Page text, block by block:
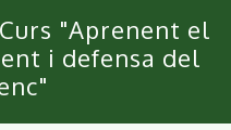
Curs "Aprenent el
i defensa del